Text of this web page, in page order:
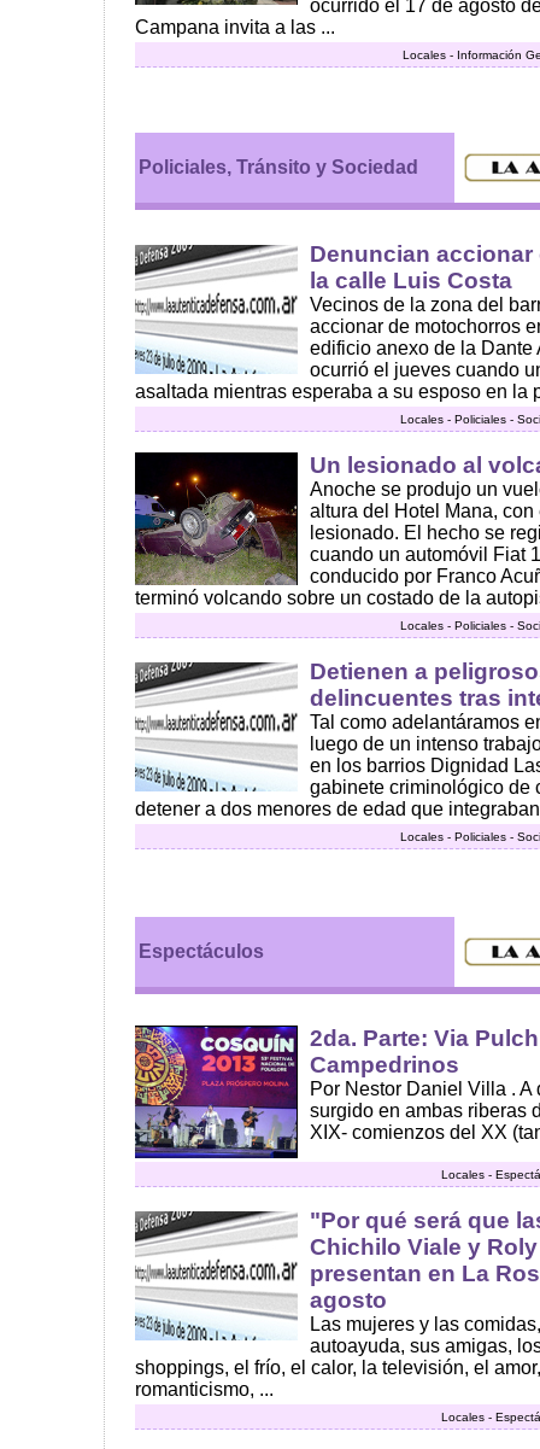
ocurrido el 17 de agosto
Campana invita a las ...
Locales - Información
Policiales, Tránsito y Sociedad
Denuncian
la calle Luis Costa
Vecinos de la zona del
accionar de motochorros
edificio anexo de la
ocurrió el jueves cuando
asaltada mientras esperaba a su esposo en la
Locales - Policiales -
Un lesionado al
Anoche se produjo un
altura del Hotel Mana,
lesionado. El hecho se
cuando un automóvil Fiat
conducido por Franco
terminó volcando sobre un costado de la
Locales - Policiales -
Detienen a
delincuentes tras
Tal como adelantáramos
luego de un intenso
en los barrios Dignidad
gabinete criminológico de
detener a dos menores de edad que
Locales - Policiales -
Espectáculos
2da. Parte: Via
Campedrinos
Por Nestor Daniel Villa .
surgido en ambas riberas
XIX- comienzos del XX
Locales -
"Por qué será que
Chichilo Viale y
presentan en La
agosto
Las mujeres y las
autoayuda, sus amigas,
shoppings, el frío, el calor, la televisión, el
romanticismo, ...
Locales -